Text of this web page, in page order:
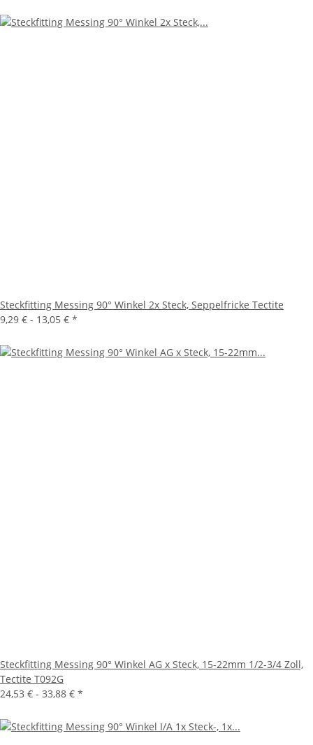
Steckfitting Messing 90° Winkel 2x Steck, Seppelfricke Tectite
9,29 € - 13,05 € *
Steckfitting Messing 90° Winkel AG x Steck, 15-22mm 1/2-3/4 Zoll,
Tectite T092G
24,53 € - 33,88 € *